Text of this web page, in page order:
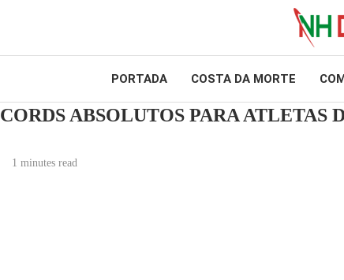
PORTADA COSTA DA MORTE
ABSOLUTOS PARA ATLETAS
1 minutes read